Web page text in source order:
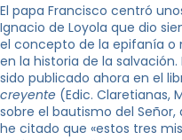
El papa Francisco centró
Ignacio de Loyola que dio
el concepto de la epifanía o
en la historia de la
sido publicado ahora en el
creyente (Edic. Claretianas,
sobre el bautismo del
he citado que «estos tres